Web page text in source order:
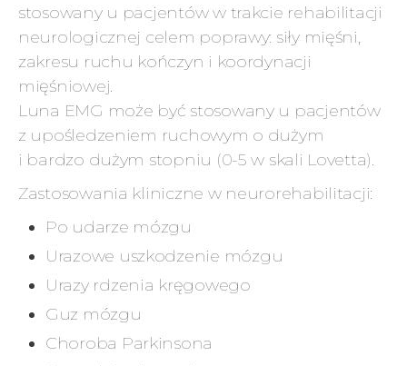
stosowany u pacjentów w trakcie rehabilitacji
neurologicznej celem poprawy: siły mięśni,
zakresu ruchu kończyn i koordynacji
mięśniowej.
Luna EMG może być stosowany u pacjentów
z upośledzeniem ruchowym o dużym
i bardzo dużym stopniu (0-5 w skali Lovetta).
Zastosowania kliniczne w neurorehabilitacji:
Po udarze mózgu
Urazowe uszkodzenie mózgu
Urazy rdzenia kręgowego
Guz mózgu
Choroba Parkinsona